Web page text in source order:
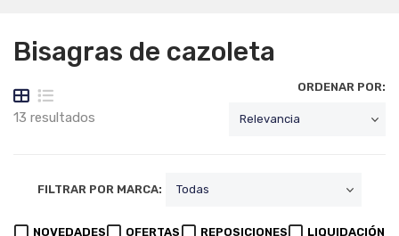
Bisagras de cazoleta
13 resultados
ORDENAR POR:
FILTRAR POR MARCA:
NOVEDADES OFERTAS REPOSICIONES LIQUIDACIÓN